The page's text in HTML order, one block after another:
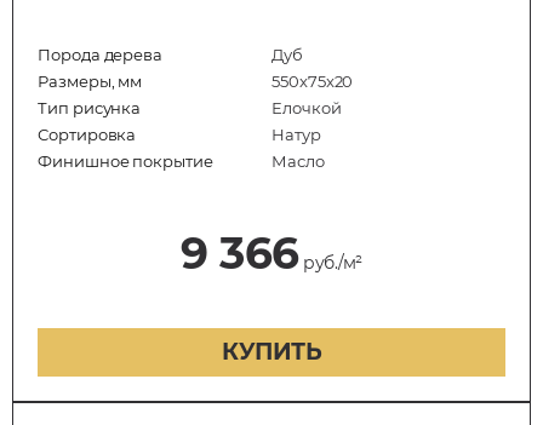
Порода дерева
Дуб
Размеры, мм
550x75x20
Тип рисунка
Елочкой
Сортировка
Натур
Финишное покрытие
Масло
9 366руб./м²
КУПИТЬ